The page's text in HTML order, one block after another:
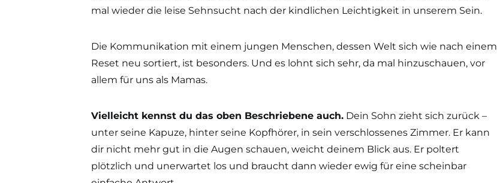
mal wieder die leise Sehnsucht nach der kindlichen Leichtigkeit in unserem Sein.
Die Kommunikation mit einem jungen Menschen, dessen Welt sich wie nach einem
Reset neu sortiert, ist besonders. Und es lohnt sich sehr, da mal hinzuschauen, vor
allem für uns als Mamas.
Vielleicht kennst du das oben Beschriebene auch. Dein Sohn zieht sich zurück –
unter seine Kapuze, hinter seine Kopfhörer, in sein verschlossenes Zimmer. Er kann
dir nicht mehr gut in die Augen schauen, weicht deinem Blick aus. Er poltert
plötzlich und unerwartet los und braucht dann wieder ewig für eine scheinbar